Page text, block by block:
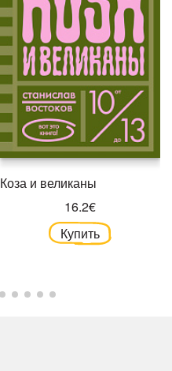
Коза и великаны
16.2€
Купить